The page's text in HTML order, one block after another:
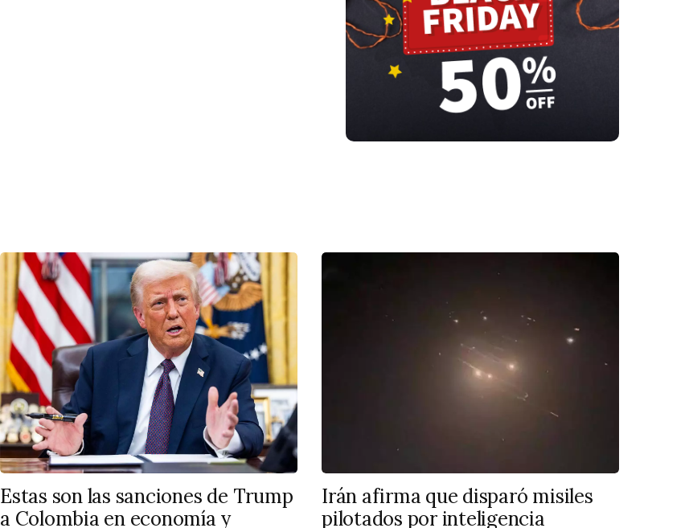
Estas son las sanciones de Trump
a Colombia en economía y
Irán afirma que disparó misiles
pilotados por inteligencia